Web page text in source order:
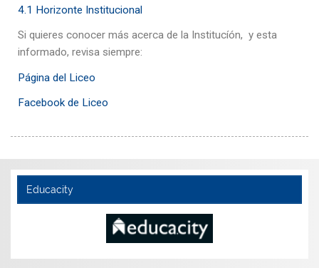
4.1 Horizonte Institucional
Si quieres conocer más acerca de la Institucíón, y esta
informado, revisa siempre:
Página del Liceo
Facebook de Liceo
Educacity